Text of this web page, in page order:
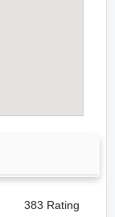
383 Rating